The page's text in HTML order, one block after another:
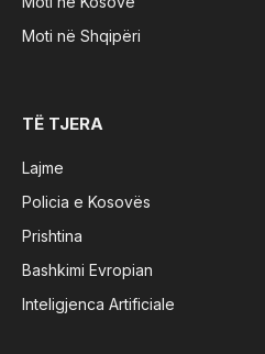
Moti në Shqipëri
TË TJERA
Lajme
Policia e Kosovës
Prishtina
Bashkimi Evropian
Inteligjenca Artificiale